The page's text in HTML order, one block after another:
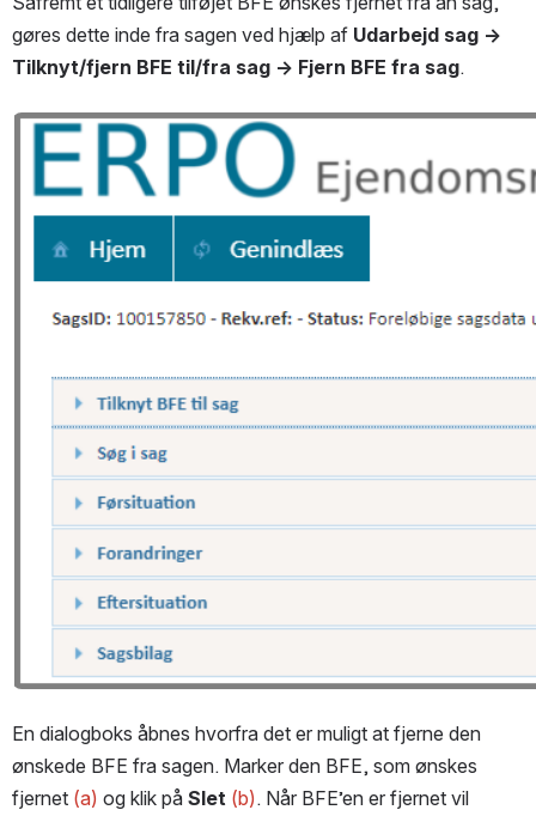
gøres dette inde fra sagen ved hjælp af Udarbejd sag →
Tilknyt/fjern BFE til/fra sag → Fjern BFE fra sag.
Open
En dialogboks åbnes hvorfra det er muligt at fjerne den
ønskede BFE fra sagen. Marker den BFE, som ønskes
fjernet (a) og klik på Slet (b) . Når BFE’en er fjernet vil